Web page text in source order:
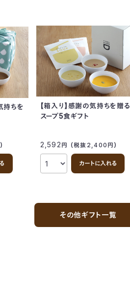
持ちを
）
【箱入り】感謝の気持ちを贈る
スープ5食ギフト
2,592 円 （税抜2,400 円）
カートに入れる
その他ギフト一覧